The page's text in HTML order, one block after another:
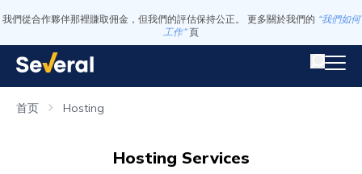
我們從合作夥伴那裡賺取佣金，但我們的評估保持公正。 更多關於我們的 “我們如何
工作” 頁
首页 Hosting
Hosting Services